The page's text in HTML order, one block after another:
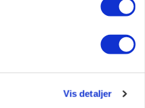
Vis detaljer